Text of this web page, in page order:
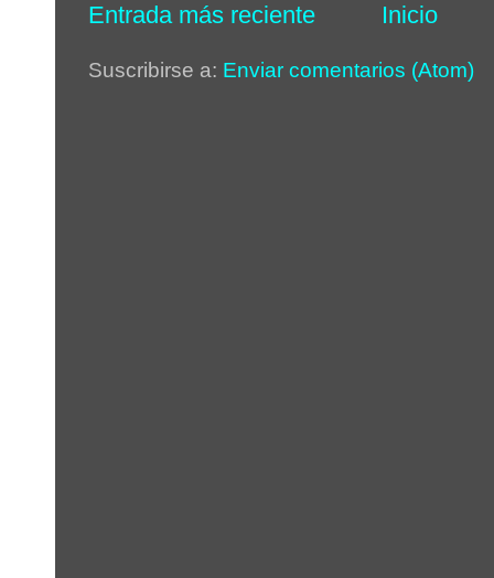
Entrada más reciente Inicio
Suscribirse a: Enviar comentarios (Atom)